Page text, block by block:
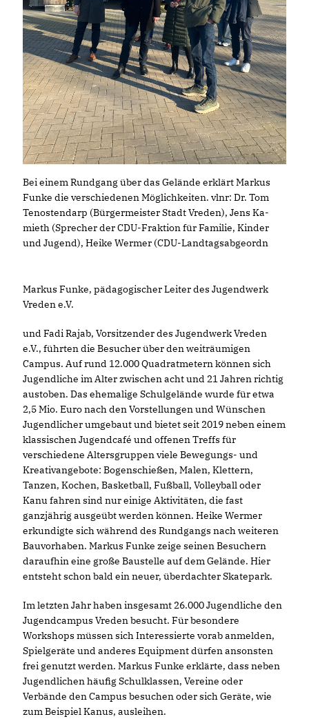
Bei einem Rundgang über das Gelände erklärt Markus
Funke die verschiedenen Möglichkeiten. vlnr: Dr. Tom
Tenostendarp (Bürgermeister Stadt Vreden), Jens Ka-
mieth (Sprecher der CDU-Fraktion für Familie, Kinder
und Jugend), Heike Wermer (CDU-Landtagsabgeordn
Markus Funke, pädagogischer Leiter des Jugendwerk
Vreden e.V.
und Fadi Rajab, Vorsitzender des Jugendwerk Vreden
e.V., führten die Besucher über den weiträumigen
Campus. Auf rund 12.000 Quadratmetern können sich
Jugendliche im Alter zwischen acht und 21 Jahren richtig
austoben. Das ehemalige Schulgelände wurde für etwa
2,5 Mio. Euro nach den Vorstellungen und Wünschen
Jugendlicher umgebaut und bietet seit 2019 neben einem
klassischen Jugendcafé und offenen Treffs für
verschiedene Altersgruppen viele Bewegungs- und
Kreativangebote: Bogenschießen, Malen, Klettern,
Tanzen, Kochen, Basketball, Fußball, Volleyball oder
Kanu fahren sind nur einige Aktivitäten, die fast
ganzjährig ausgeübt werden können. Heike Wermer
erkundigte sich während des Rundgangs nach weiteren
Bauvorhaben. Markus Funke zeige seinen Besuchern
daraufhin eine große Baustelle auf dem Gelände. Hier
entsteht schon bald ein neuer, überdachter Skatepark.
Im letzten Jahr haben insgesamt 26.000 Jugendliche den
Jugendcampus Vreden besucht. Für besondere
Workshops müssen sich Interessierte vorab anmelden,
Spielgeräte und anderes Equipment dürfen ansonsten
frei genutzt werden. Markus Funke erklärte, dass neben
Jugendlichen häufig Schulklassen, Vereine oder
Verbände den Campus besuchen oder sich Geräte, wie
zum Beispiel Kanus, ausleihen.